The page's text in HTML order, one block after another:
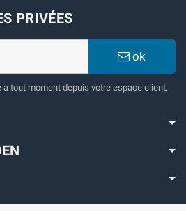
PRIVÉES
ok
tout moment depuis votre espace client.